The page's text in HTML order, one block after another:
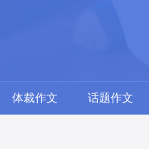
体裁作文 话题作文